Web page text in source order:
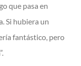
que pasa en
Si hubiera un
fantástico, pero